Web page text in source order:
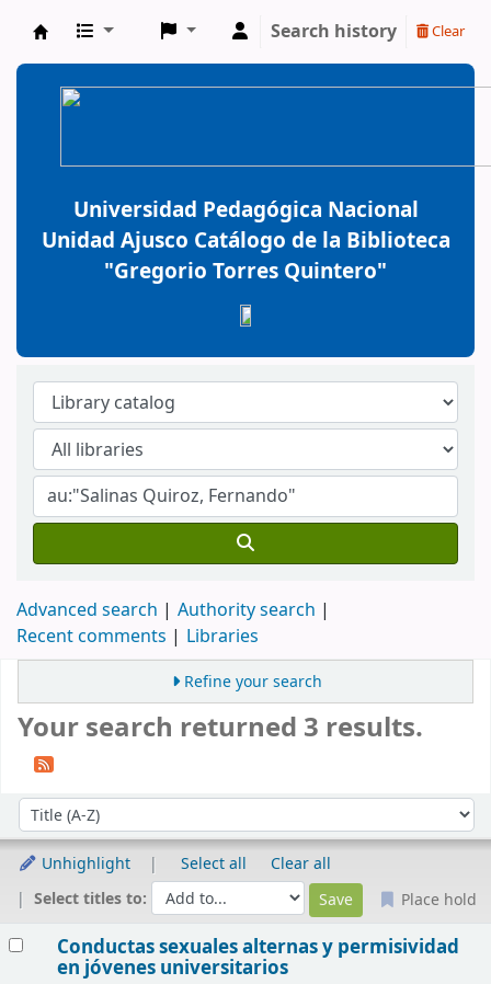
BiblioGTQ
Search history Clear
Universidad Pedagógica Nacional
Unidad Ajusco Catálogo de la Biblioteca
"Gregorio Torres Quintero"
Advanced search
Authority search
Recent comments
Libraries
Refine your search
Your search returned 3 results.
Sort by:
Unhighlight Select all
Clear all
Select titles to:
Place hold
Conductas sexuales alternas y permisividad
en jóvenes universitarios